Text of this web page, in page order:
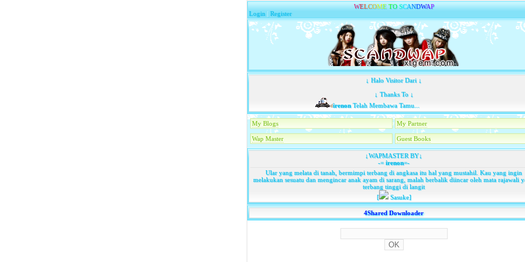
WELCOME TO SCANDWAP
Login |Register
↓ Halo Visitor Dari ↓
↓ Thanks To ↓
irenonTelah Membawa Tamu...
My Blogs My Partner
Wap Master Guest Books
↓WAPMASTER BY↓
-=irenon=-
Ular yang melata di tanah, bermimpi terbang di angkasa itu hal yang mustahil. Kau yang ingin
melakukan sesuatu dan mengincar anak ayam di sarang, malah berbalik diincar oleh mata rajawali
terbang tinggi di langit
[
Sasuke]
4Shared Downloader